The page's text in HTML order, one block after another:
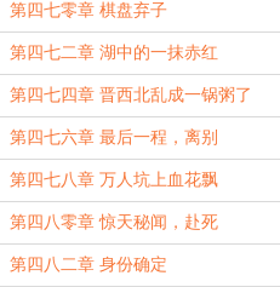
第四七零章 棋盘弃子
第四七二章 湖中的一抹赤红
第四七四章 晋西北乱成一锅粥了
第四七六章 最后一程，离别
第四七八章 万人坑上血花飘
第四八零章 惊天秘闻，赴死
第四八二章 身份确定